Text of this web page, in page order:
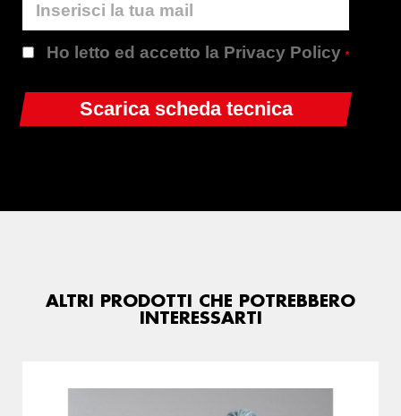
Ho letto ed accetto la Privacy Policy*
ALTRI PRODOTTI CHE POTREBBERO
INTERESSARTI